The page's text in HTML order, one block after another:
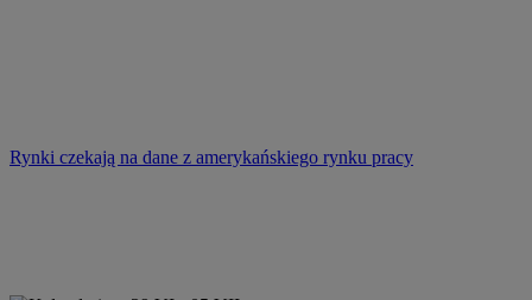
Rynki czekają na dane z amerykańskiego rynku pracy